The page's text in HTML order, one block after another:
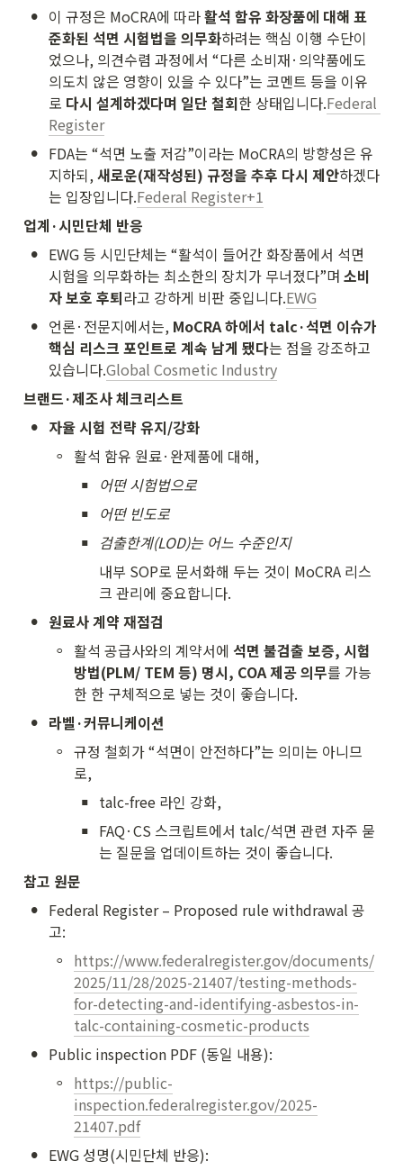
• 이 규정은 MoCRA에 따라 활석 함유 화장품에 대해 표
준화된 석면 시험법을 의무화하려는 핵심 이행 수단이
었으나, 의견수렴 과정에서 “다른 소비재·의약품에도
의도치 않은 영향이 있을 수 있다”는 코멘트 등을 이유
로 다시 설계하겠다며 일단 철회한 상태입니다.Federal
Register
• FDA는 “석면 노출 저감”이라는 MoCRA의 방향성은 유
지하되, 새로운(재작성된) 규정을 추후 다시 제안하겠다
는 입장입니다.Federal Register+1
업계·시민단체 반응
• EWG 등 시민단체는 “활석이 들어간 화장품에서 석면
시험을 의무화하는 최소한의 장치가 무너졌다”며 소비
자 보호 후퇴라고 강하게 비판 중입니다.EWG
• 언론·전문지에서는, MoCRA 하에서 talc·석면 이슈가
핵심 리스크 포인트로 계속 남게 됐다는 점을 강조하고
있습니다.Global Cosmetic Industry
브랜드·제조사 체크리스트
• 자율 시험 전략 유지/강화
◦ 활석 함유 원료·완제품에 대해,
▪ 어떤 시험법으로
▪ 어떤 빈도로
▪ 검출한계(LOD)는 어느 수준인지
내부 SOP로 문서화해 두는 것이 MoCRA 리스
크 관리에 중요합니다.
• 원료사 계약 재점검
◦ 활석 공급사와의 계약서에 석면 불검출 보증, 시험
방법(PLM/ TEM 등) 명시, COA 제공 의무를 가능
한 한 구체적으로 넣는 것이 좋습니다.
• 라벨·커뮤니케이션
◦ 규정 철회가 “석면이 안전하다”는 의미는 아니므
로,
▪ talc-free 라인 강화,
▪ FAQ·CS 스크립트에서 talc/석면 관련 자주 묻
는 질문을 업데이트하는 것이 좋습니다.
참고 원문
• Federal Register – Proposed rule withdrawal 공
고:
◦ https://www.federalregister.gov/documents/
2025/11/28/2025-21407/testing-methods-
for-detecting-and-identifying-asbestos-in-
talc-containing-cosmetic-products
• Public inspection PDF (동일 내용):
◦ https://public-
inspection.federalregister.gov/2025-
21407.pdf
• EWG 성명(시민단체 반응):